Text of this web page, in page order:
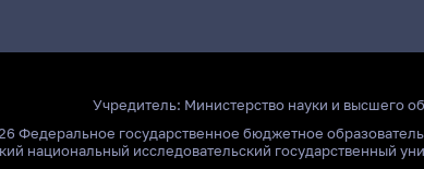
Учредитель: Министерство науки и высшего
Федеральное государственное бюджетное
национальный исследовательский государственный